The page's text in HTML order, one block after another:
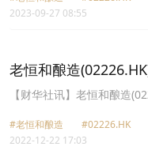
2023-09-27 08:55
老恒和酿造
复牌
【财华社讯】老恒和酿造
复股份于联交所的买卖。
#老恒和酿造
#02226.HK
2022-12-22 17:03